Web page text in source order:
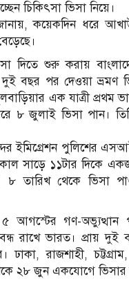
চিকিৎসা ভিসা নিয়ে।
কয়েকদিন ধরে
দিতে শুরু করায়
বছর পর দেওয়া ভ্রমণ
এক যাত্রী প্রথম
৮ জুলাই ভিসা পান।
ইমিগ্রেশন পুলিশের
সাড়ে ১১টার দিকে
৮ তারিখ থেকে ভিসা
আগস্টের গণ-অভ্যুত্থান
রাখে ভারত। প্রায় দুই
ঢাকা, রাজশাহী,
২৮ জুন একযোগে ভিসার